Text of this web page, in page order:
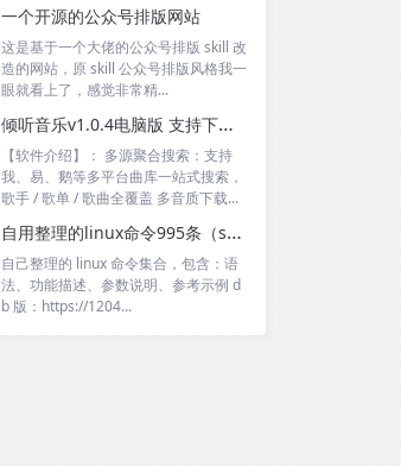
一个开源的公众号排版网站
这是基于一个大佬的公众号排版 skill 改
造的网站，原 skill 公众号排版风格我一
眼就看上了，感觉非常精...
倾听音乐v1.0.4电脑版 支持下载无损音质 可听可下有歌词
【软件介绍】： 多源聚合搜索：支持
我、易、鹅等多平台曲库一站式搜索，
歌手 / 歌单 / 歌曲全覆盖 多音质下载...
自用整理的linux命令995条（sql+excel）
自己整理的 linux 命令集合，包含：语
法、功能描述、参数说明、参考示例 d
b 版：https://1204...